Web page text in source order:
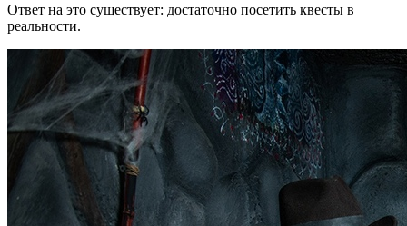
Ответ на это существует: достаточно посетить квесты в
реальности.